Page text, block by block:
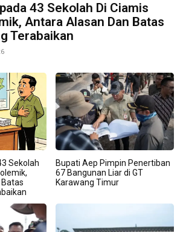
43 Sekolah Di Ciamis
Antara Alasan Dan Batas
Terabaikan
Sekolah
Bupati Aep Pimpin Penertiban
67 Bangunan Liar di GT
Karawang Timur